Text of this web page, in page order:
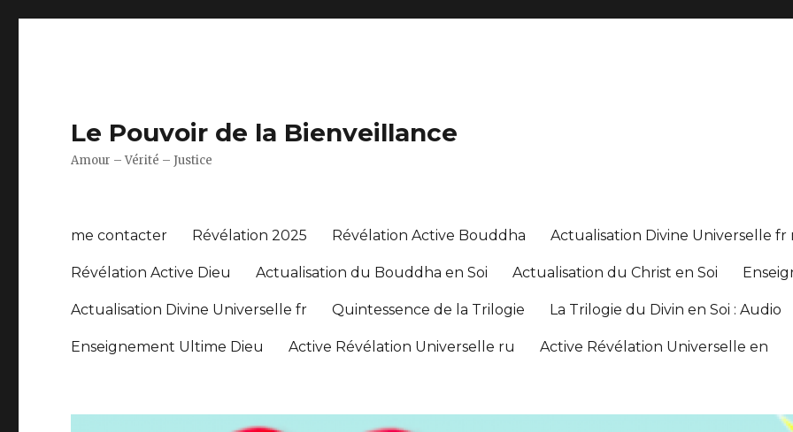
Le Pouvoir de la Bienveillance
Amour – Vérité – Justice
me contacter Révélation 2025 Révélation Active Bouddha Actualisation Divine Universelle fr
Révélation Active Dieu Actualisation du Bouddha en Soi Actualisation du Christ en Soi
Actualisation Divine Universelle fr Quintessence de la Trilogie La Trilogie du Divin en Soi : Audio
Enseignement Ultime Dieu Active Révélation Universelle ru Active Révélation Universelle en